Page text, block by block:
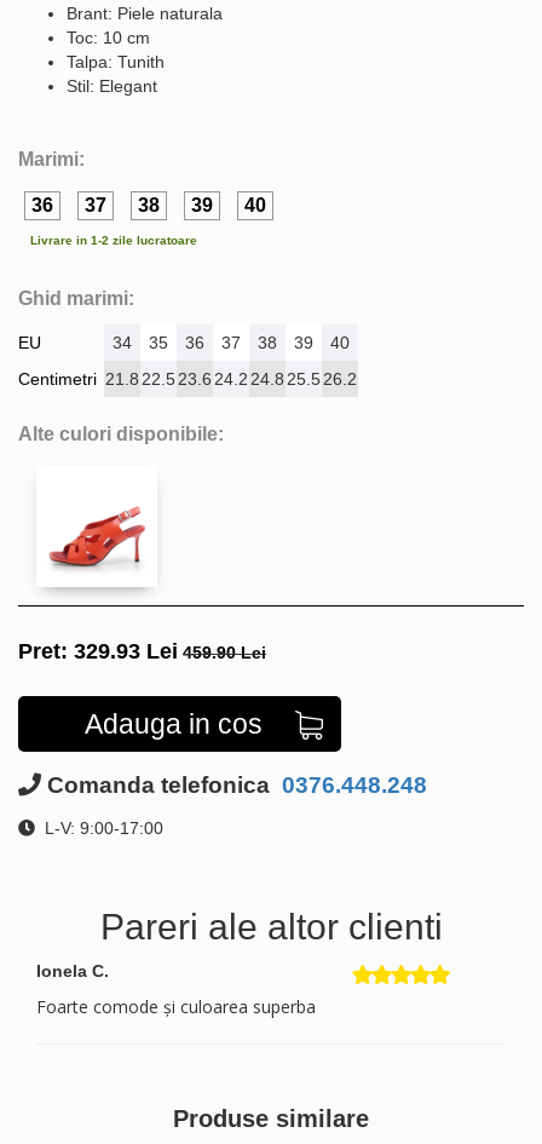
Brant: Piele naturala
Toc: 10 cm
Talpa: Tunith
Stil: Elegant
Marimi:
36 37 38 39 40
Livrare in 1-2 zile lucratoare
Ghid marimi:
EU
Centimetri
34 35 36 37 38 39
40
21.8 22.523.6 24.2 24.8 25.526.2
Alte culori disponibile:
Pret: 329.93 Lei 459.90 Lei
Adauga in cos
Comanda telefonica 0376.448.248
L-V: 9:00-17:00
Pareri ale altor clienti
Ionela C.
Foarte comode și culoarea superba
Produse similare